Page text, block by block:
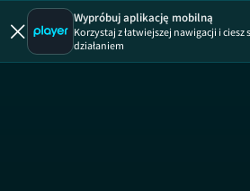
Wypróbuj aplikację mobilną
Korzystaj z łatwiejszej nawigacji i ciesz
działaniem